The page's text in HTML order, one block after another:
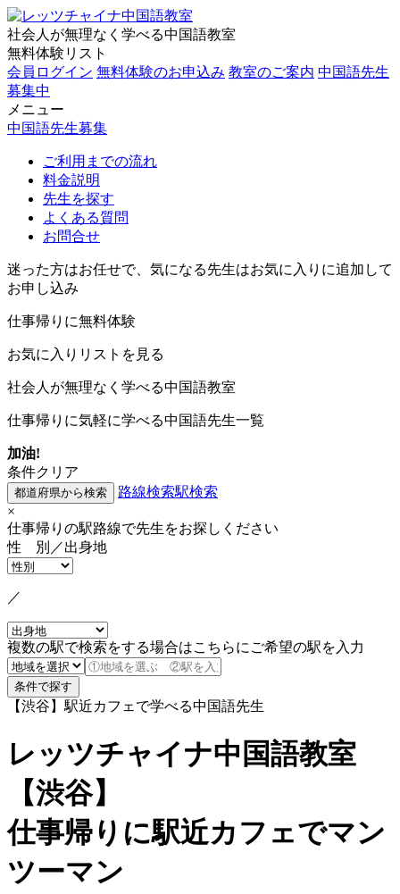
社会人が無理なく学べる中国語教室
無料体験リスト
会員ログイン 無料体験のお申込み 教室のご案内 中国語先生
募集中
メニュー
中国語先生募集
ご利用までの流れ
料金説明
先生を探す
よくある質問
お問合せ
迷った方はお任せで、気になる先生はお気に入りに追加して
お申し込み
仕事帰りに無料体験
お気に入りリストを見る
社会人が無理なく学べる中国語教室
仕事帰りに気軽に学べる中国語先生一覧
加油!
条件クリア
路線検索駅検索
×
仕事帰りの駅路線で先生をお探しください
性 別／出身地
／
複数の駅で検索をする場合はこちらにご希望の駅を入力
【渋谷】駅近カフェで学べる中国語先生
レッツチャイナ中国語教室
【渋谷】
仕事帰りに駅近カフェでマン
ツーマン